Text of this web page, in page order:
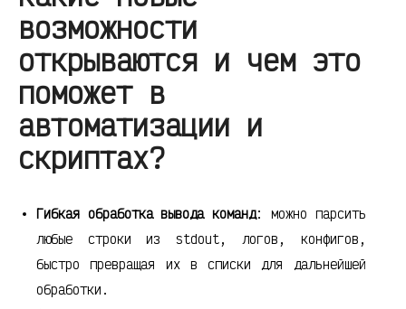
возможности
открываются и чем это
поможет в
автоматизации и
скриптах?
Гибкая обработка вывода команд: можно парсить
любые строки из stdout, логов, конфигов,
быстро превращая их в списки для дальнейшей
обработки.